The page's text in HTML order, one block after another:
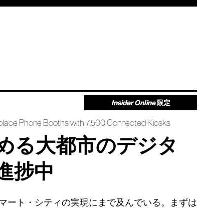
Insider Online 限定
Phone Booths with 7,500 Connected Kiosks
る大都市のデジタ
捗中
ート・シティの実現にまで及んでいる。まずは